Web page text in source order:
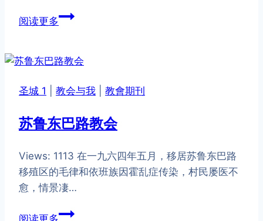
阅读更多致
青
的
封
圣城 1 教会与我 教會期刊
苏鲁东巴路教会
Views: 1113 在一九六四年五月，移居苏鲁东巴路
移殖区的毛律和依班族因霍乱症传染，村民屡医不
愈，情景凄…
阅读更多苏